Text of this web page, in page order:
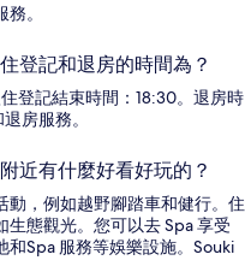
。
登記和退房的時間為？
登記結束時間：18:30。退房時
房服務。
近有什麼好看好玩的？
動，例如越野腳踏車和健行。住
態觀光。您可以去 Spa 享受
Spa 服務等娛樂設施。Souki